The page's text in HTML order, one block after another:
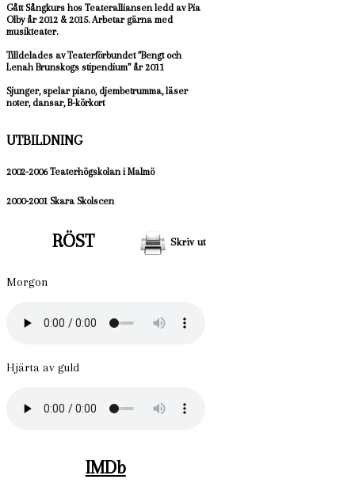
Gått Sångkurs hos Teateralliansen ledd av Pia
Olby år 2012 & 2015. Arbetar gärna med
musikteater.
Tilldelades av Teaterförbundet ”Bengt och
Lenah Brunskogs stipendium” år 2011
Sjunger, spelar piano, djembetrumma, läser
noter, dansar, B-körkort
UTBILDNING
2002-2006Teaterhögskolan i Malmö
2000-2001 Skara Skolscen
Skriv ut
RÖST
Morgon
Hjärta av guld
IMDb